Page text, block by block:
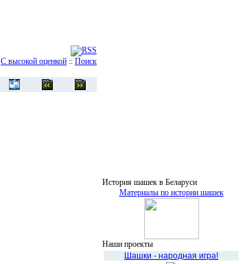
С высокой оценкой :: Поиск
История шашек в Беларуси
Материалы по истории шашек
Наши проекты
Шашки - народная игра!